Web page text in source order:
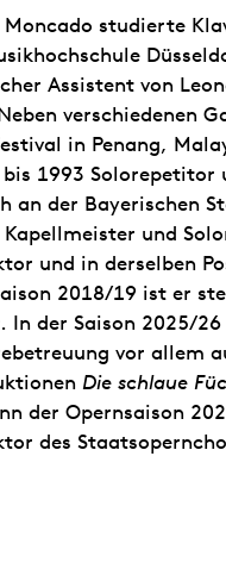
studierte
Assistent von
verschiedenen
in Penang,
1993 Solorepetitor
an der Bayerischen
Kapellmeister und
und in derselben
2018/19 ist er
der Saison 2025/
vor allem
Die schlaue
der Opernsaison
des